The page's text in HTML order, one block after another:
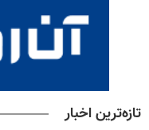
تازه‌ترین اخبار